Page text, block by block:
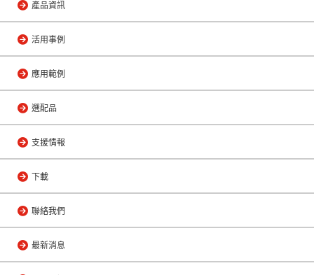
產品資訊
活用事例
應用範例
選配品
支援情報
下載
聯絡我們
最新消息